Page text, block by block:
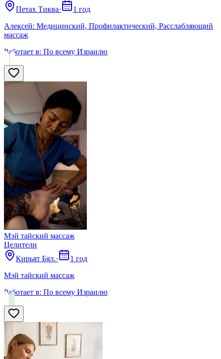
Петах Тиква·
1 год
Алексей: Медицинский, Профилактический, Расслабляющий
массаж
Работает в: По всему Израилю
Мэй тайский массаж
Целители
Кирьят Бял.·
1 год
Мэй тайский массаж
Работает в: По всему Израилю